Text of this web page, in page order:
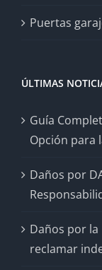
Puertas
ÚLTIMAS
Guía
Opción para
Daños por
Daños por la
reclamar